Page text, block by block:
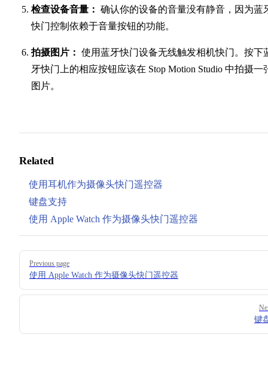
检查设备音量： 确认你的设备的音量没有静音，因为蓝
快门控制依赖于音量按钮的功能。
拍摄图片： 使用蓝牙快门设备无线触发相机快门。按下
牙快门上的相应按钮应该在 Stop Motion Studio 中拍摄一
图片。
Related
使用耳机作为摄像头快门遥控器
键盘支持
使用 Apple Watch 作为摄像头快门遥控器
Pager
Previous page
使用 Apple Watch 作为摄像头快门遥控器
键